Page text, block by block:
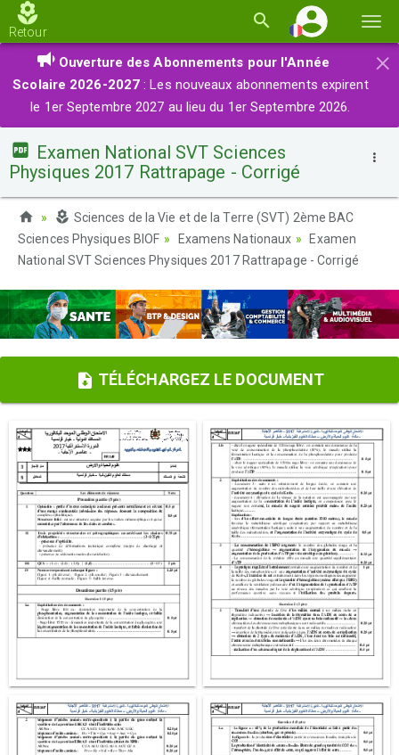
la
Retour
×
Ouverture des Abonnements pour l'Année
Scolaire 2026-2027 : Les nouveaux abonnements expirent
le 1er Septembre 2027 au lieu du 1er Septembre 2026.
Examen National SVT Sciences
Physiques 2017 Rattrapage - Corrigé
Sciences de la Vie et de la Terre (SVT) 2ème BAC
Sciences Physiques BIOF
Examens Nationaux
Examen
National SVT Sciences Physiques 2017 Rattrapage - Corrigé
TÉLÉCHARGEZ LE DOCUMENT